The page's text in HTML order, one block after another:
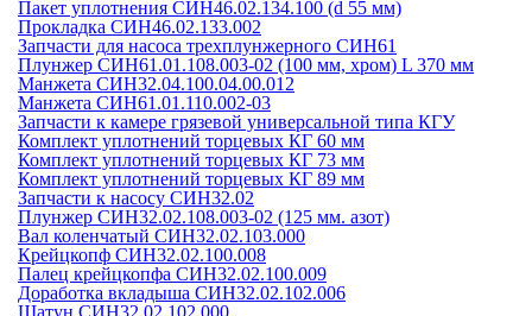
Пакет уплотнения СИН46.02.134.100 (d 55 мм)
Прокладка СИН46.02.133.002
Запчасти для насоса трехплунжерного СИН61
Плунжер СИН61.01.108.003-02 (100 мм, хром) L 370 мм
Манжета СИН32.04.100.04.00.012
Манжета СИН61.01.110.002-03
Запчасти к камере грязевой универсальной типа КГУ
Комплект уплотнений торцевых КГ 60 мм
Комплект уплотнений торцевых КГ 73 мм
Комплект уплотнений торцевых КГ 89 мм
Запчасти к насосу СИН32.02
Плунжер СИН32.02.108.003-02 (125 мм. азот)
Вал коленчатый СИН32.02.103.000
Крейцкопф СИН32.02.100.008
Палец крейцкопфа СИН32.02.100.009
Доработка вкладыша СИН32.02.102.006
Шатун СИН32.02.102.000